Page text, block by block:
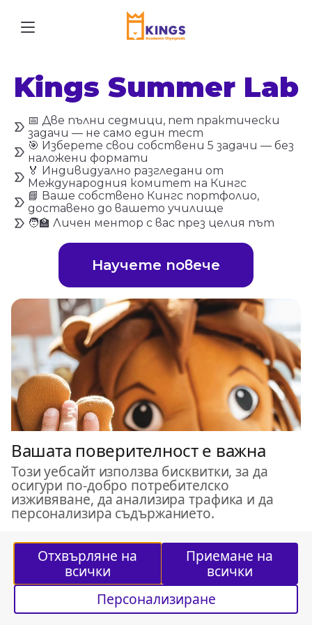
Kings Summer Lab
📅 Две пълни седмици, пет практически
задачи — не само един тест
🎯 Изберете свои собствени 5 задачи — без
наложени формати
🏅 Индивидуално разгледани от
Международния комитет на Кингс
📘 Ваше собствено Кингс портфолио,
доставено до вашето училище
🧑‍🏫 Личен ментор с вас през целия път
Научете повече
За учители
Вашата поверителност е важна
Този уебсайт използва бисквитки, за да
осигури по-добро потребителско
изживяване, да анализира трафика и да
персонализира съдържанието.
Отхвърляне на
всички
Приемане на
всички
Персонализиране